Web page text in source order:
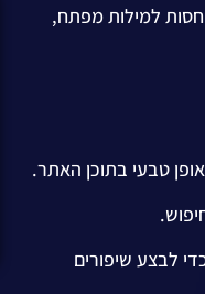
למילות מפתח,
טבעי בתוכן האתר.
לבצע שיפורים